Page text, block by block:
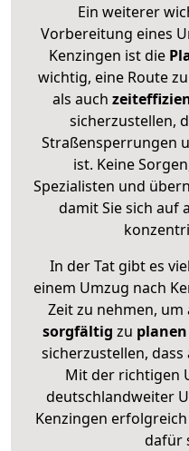
Ein weiterer
Vorbereitung eines
Kenzingen ist die
wichtig, eine Route
als auch
sicherzustellen,
Straßensperrungen
ist. Keine
Spezialisten und
damit Sie sich auf
In der Tat gibt es
einem Umzug nach
Zeit zu nehmen, um
sorgfältig zu planen
sicherzustellen,
Mit der richtigen
deutschlandweiter
Kenzingen
dafür